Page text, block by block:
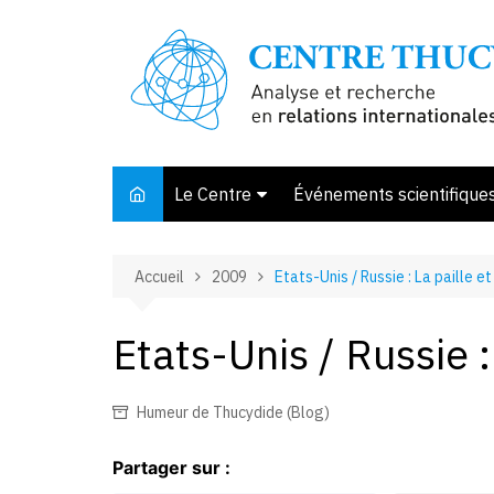
Le Centre
Membres et associés
Bibliothèque
Événements
Accueil 2009 Etats-Unis / Russie : La paille
Etats-Unis / Russie
Humeur de Thucydide (Blog)
Partager sur :